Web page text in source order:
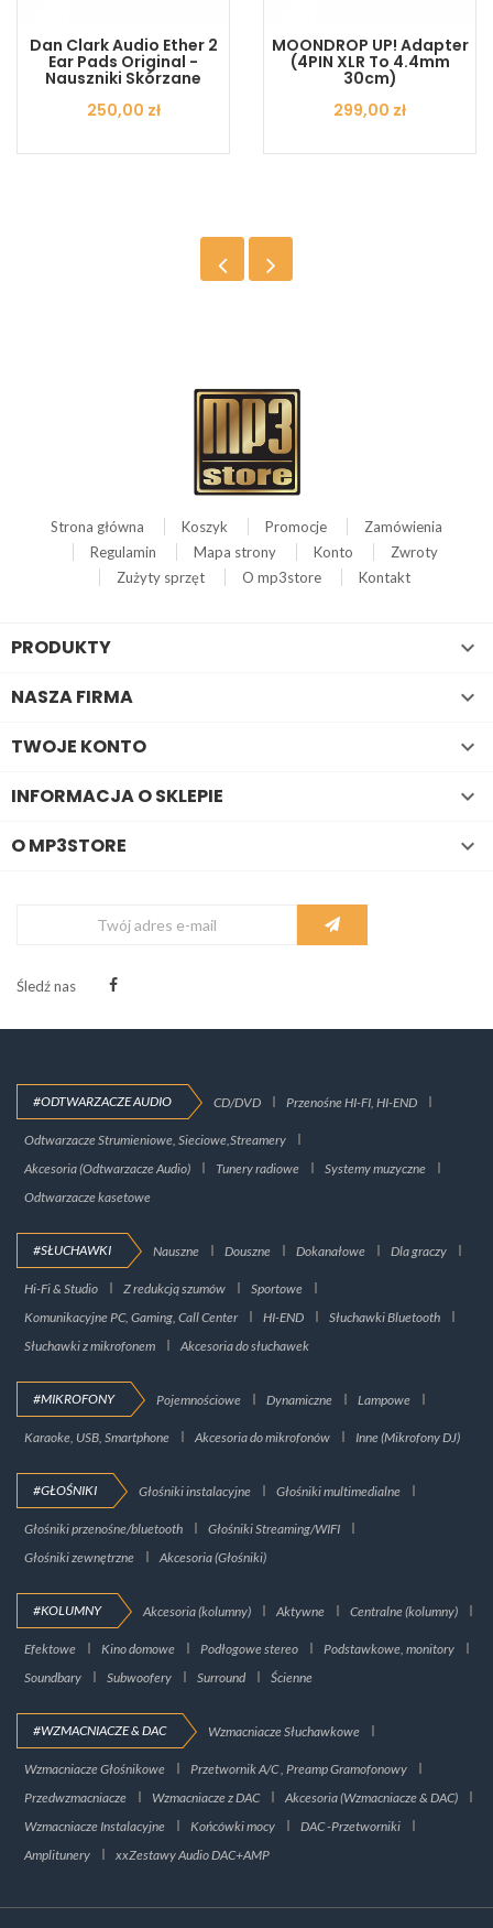
Dan Clark Audio Ether 2
Ear Pads Original -
Nauszniki Skórzane
Cena
250,00 zł
MOONDROP UP! Adapter
(4PIN XLR To 4.4mm
30cm)
Cena
299,00 zł
Strona główna Koszyk Promocje
Zamówienia
Regulamin
Mapa strony Konto
Zwroty
Zużyty sprzęt
O mp3store Kontakt
PRODUKTY 
NASZA FIRMA 
TWOJE KONTO 
INFORMACJA O SKLEPIE 
O MP3STORE 
Śledź nas
#ODTWARZACZE AUDIO CD/DVD Przenośne HI-FI, HI-END
Odtwarzacze Strumieniowe, Sieciowe,Streamery
Akcesoria (Odtwarzacze Audio)
Tunery radiowe
Systemy muzyczne
Odtwarzacze kasetowe
#SŁUCHAWKI Nauszne Douszne Dokanałowe Dla graczy
Hi-Fi & Studio Z redukcją szumów
Sportowe
Komunikacyjne PC, Gaming, Call Center
HI-END
Słuchawki Bluetooth
Słuchawki z mikrofonem
Akcesoria do słuchawek
#MIKROFONY Pojemnościowe Dynamiczne Lampowe
Karaoke, USB, Smartphone Akcesoria do mikrofonów Inne (Mikrofony DJ)
#GŁOŚNIKI Głośniki instalacyjne Głośniki multimedialne
Głośniki przenośne/bluetooth
Głośniki Streaming/WIFI
Głośniki zewnętrzne
Akcesoria (Głośniki)
#KOLUMNY Akcesoria (kolumny) Aktywne Centralne (kolumny)
Efektowe Kino domowe Podłogowe stereo
Podstawkowe, monitory
Soundbary
Subwoofery Surround Ścienne
#WZMACNIACZE & DAC Wzmacniacze Słuchawkowe
Wzmacniacze Głośnikowe
Przetwornik A/C , Preamp Gramofonowy
Przedwzmacniacze
Wzmacniacze z DAC
Akcesoria (Wzmacniacze & DAC)
Wzmacniacze Instalacyjne
Końcówki mocy
DAC -Przetworniki
Amplitunery
xxZestawy Audio DAC+AMP